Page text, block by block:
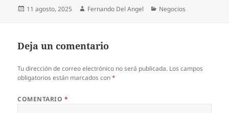
Publicado
11 agosto, 2025 Autor
Fernando Del Angel Categorías
Negocios
Deja un comentario
Tu dirección de correo electrónico no será publicada. Los campos
obligatorios están marcados con*
COMENTARIO *